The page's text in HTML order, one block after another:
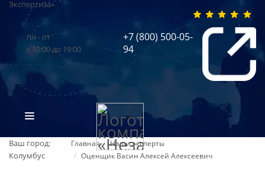
пн - пт
с 10:00 до 19:00
+7 (800) 500-05-
94
Ваш город:
Колумбус
Главная
Наши эксперты
Оценщик Васин Алексей Алексеевич